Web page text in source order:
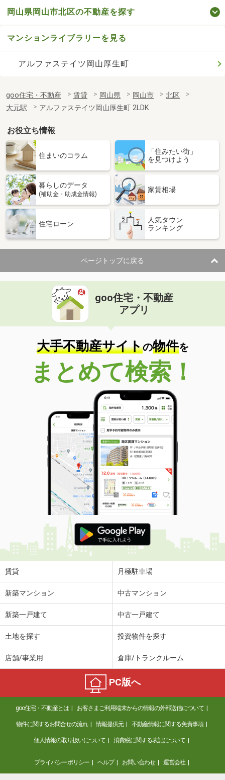
岡山県岡山市北区の不動産を探す
マンションライブラリーを見る
アルファステイツ岡山厚生町
goo住宅・不動産 賃貸 岡山県 岡山市
北区
大元駅
アルファステイツ岡山厚生町 2LDK
お役立ち情報
住まいのコラム
「住みたい街」
を見つけよう
暮らしのデータ
(補助金・助成金情報)
家賃相場
住宅ローン
人気タウン
ランキング
ページトップに戻る
goo住宅・不動産
アプリ
大手不動産サイトの物件を
まとめて検索！
賃貸 月極駐車場
新築マンション 中古マンション
新築一戸建て 中古一戸建て
土地を探す 投資物件を探す
店舗/事業用 倉庫/トランクルーム
PC版へ
goo住宅・不動産とは お客さまご利用端末からの情報の外部送信について
物件に関するお問合せの流れ 情報提供元 不動産情報に関する免責事項
個人情報の取り扱いについて 消費税に関する表記について
プライバシーポリシー ヘルプ お問い合わせ 運営会社